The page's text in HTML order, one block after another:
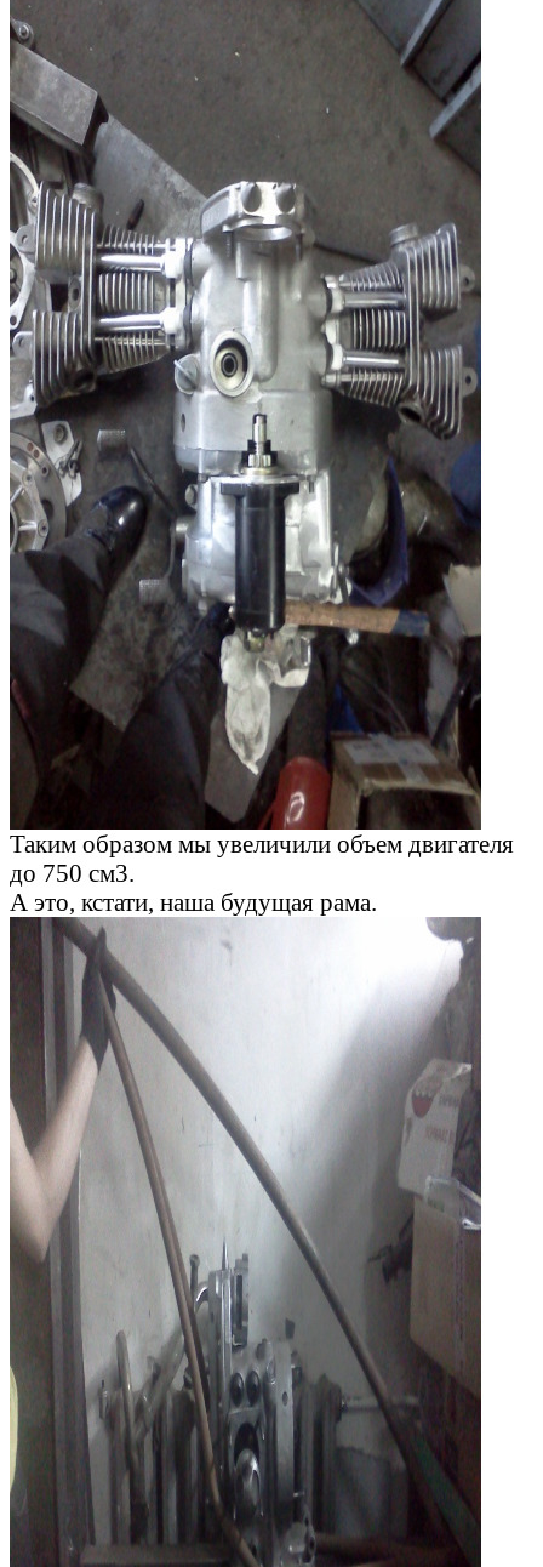
Таким образом мы увеличили объем двигателя
до 750 см3.
А это, кстати, наша будущая рама.